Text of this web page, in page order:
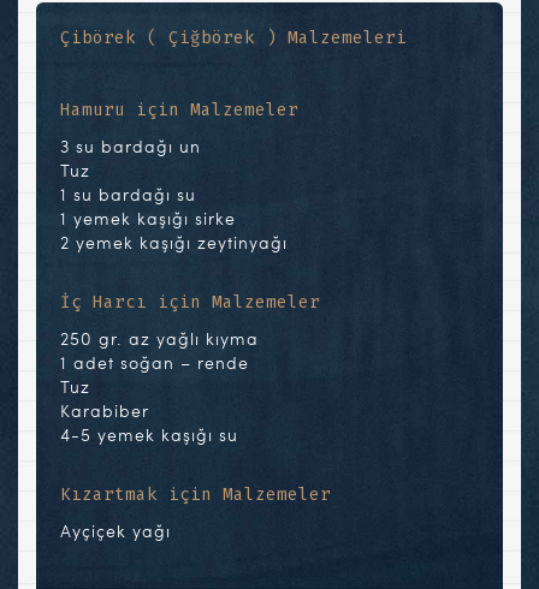
Çibörek ( Çiğbörek ) Malzemeleri
Hamuru için Malzemeler
3 su bardağı un
Tuz
1 su bardağı su
1 yemek kaşığı sirke
2 yemek kaşığı zeytinyağı
İç Harcı için Malzemeler
250 gr. az yağlı kıyma
1 adet soğan – rende
Tuz
Karabiber
4-5 yemek kaşığı su
Kızartmak için Malzemeler
Ayçiçek yağı